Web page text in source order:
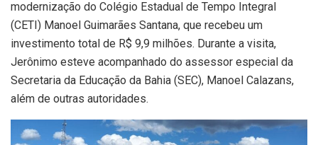
modernização do Colégio Estadual de Tempo Integral
(CETI) Manoel Guimarães Santana, que recebeu um
investimento total de R$ 9,9 milhões. Durante a visita,
Jerônimo esteve acompanhado do assessor especial da
Secretaria da Educação da Bahia (SEC), Manoel Calazans,
além de outras autoridades.